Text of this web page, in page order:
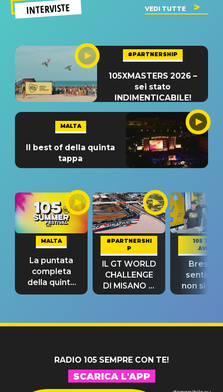
INTERVISTE VEDI TUTTE
#PARTNERSHIP
105XMASTERS 2026 –
sei stato
INDIMENTICABILE!
MALTA
Il best of della quinta
tappa
MALTA
La puntata
completa
della quinta
tappa
#PARTNERSHI
P
IL GT WORLD
CHALLENGE
DI MISANO si
riconferma
105 TAKE
AWAY
Bresh:
non si
fino alla
RADIO 105 SEMPRE CON TE!
SCARICA L'APP